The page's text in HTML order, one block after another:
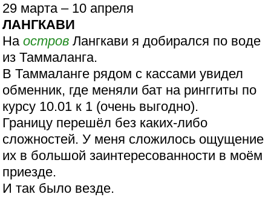
29 марта – 10 апреля
ЛАНГКАВИ
Наостров Лангкави я добирался по воде
из Таммаланга.
В Таммаланге рядом с кассами увидел
обменник, где меняли бат на ринггиты по
курсу 10.01 к 1 (очень выгодно).
Границу перешёл без каких-либо
сложностей. У меня сложилось ощущение
их в большой заинтересованности в моём
приезде.
И так было везде.